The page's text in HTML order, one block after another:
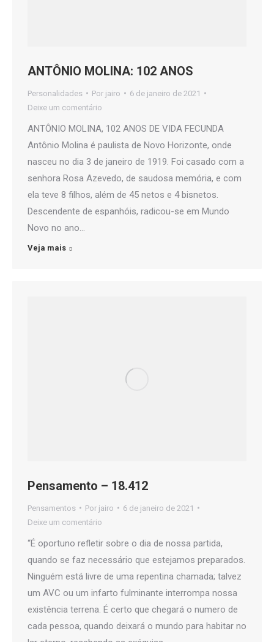
ANTÔNIO MOLINA: 102 ANOS
Personalidades Por jairo
6 de janeiro de 2021
Deixe um comentário
ANTÔNIO MOLINA, 102 ANOS DE VIDA FECUNDA
Antônio Molina é paulista de Novo Horizonte, onde
nasceu no dia 3 de janeiro de 1919. Foi casado com a
senhora Rosa Azevedo, de saudosa memória, e com
ela teve 8 filhos, além de 45 netos e 4 bisnetos.
Descendente de espanhóis, radicou-se em Mundo
Novo no ano…
Veja mais
Pensamento – 18.412
Pensamentos Por jairo
6 de janeiro de 2021
Deixe um comentário
“É oportuno refletir sobre o dia de nossa partida,
quando se faz necessário que estejamos preparados.
Ninguém está livre de uma repentina chamada; talvez
um AVC ou um infarto fulminante interrompa nossa
existência terrena. É certo que chegará o numero de
cada pessoa, quando deixará o mundo para habitar no